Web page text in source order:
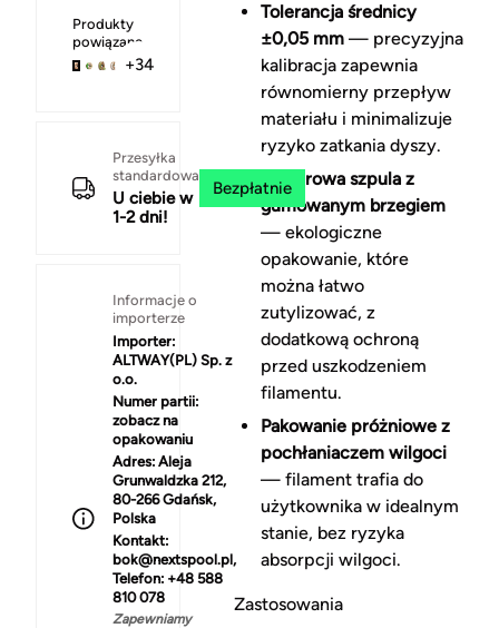
Produkty
powiązane
+34
Przesyłka
standardowa
U ciebie w
1-2 dni!
Bezpłatnie
Informacje o
importerze
Importer:
ALTWAY(PL) Sp. z
o.o.
Numer partii:
zobacz na
opakowaniu
Adres: Aleja
Grunwaldzka 212,
80-266 Gdańsk,
Polska
Kontakt:
bok@nextspool.pl,
Telefon: +48 588
810 078
Zapewniamy
Tolerancja średnicy
±0,05 mm— precyzyjna
kalibracja zapewnia
równomierny przepływ
materiału i minimalizuje
ryzyko zatkania dyszy.
Papierowa szpula z
gumowanym brzegiem
— ekologiczne
opakowanie, które
można łatwo
zutylizować, z
dodatkową ochroną
przed uszkodzeniem
filamentu.
Pakowanie próżniowe z
pochłaniaczem wilgoci
— filament trafia do
użytkownika w idealnym
stanie, bez ryzyka
absorpcji wilgoci.
Zastosowania